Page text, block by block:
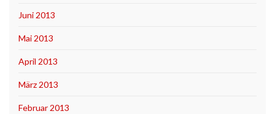
Juni 2013
Mai 2013
April 2013
März 2013
Februar 2013